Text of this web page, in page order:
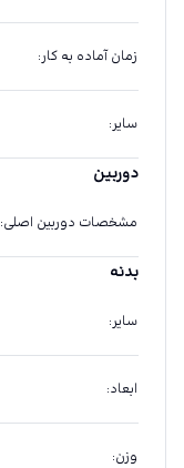
زمان آماده به کار:
سایر:
دوربین
مشخصات دوربین اصلی:
بدنه
سایر:
ابعاد:
وزن: